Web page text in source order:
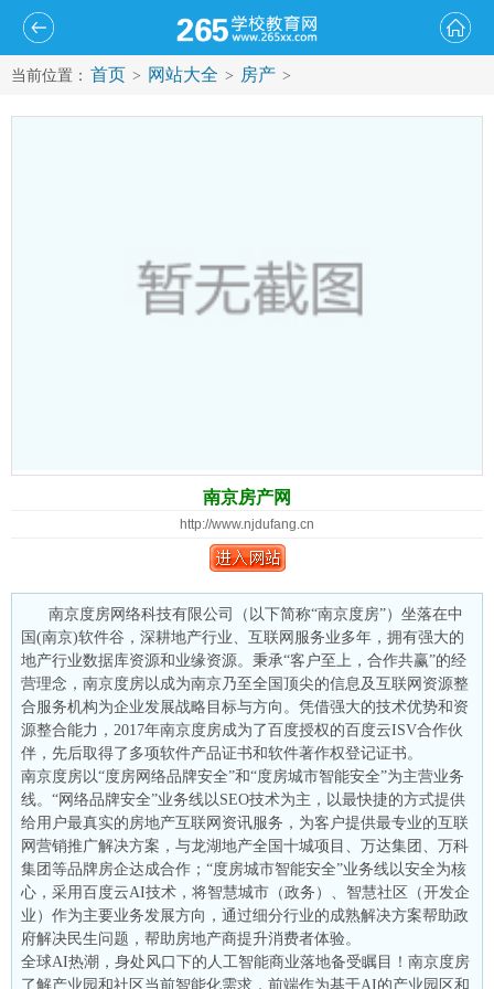
当前位置： 首页 > 网站大全 > 房产 >
南京房产网
http://www.njdufang.cn
南京度房网络科技有限公司（以下简称“南京度房”）坐落在中
国(南京)软件谷，深耕地产行业、互联网服务业多年，拥有强大的
地产行业数据库资源和业缘资源。秉承“客户至上，合作共赢”的经
营理念，南京度房以成为南京乃至全国顶尖的信息及互联网资源整
合服务机构为企业发展战略目标与方向。凭借强大的技术优势和资
源整合能力，2017年南京度房成为了百度授权的百度云ISV合作伙
伴，先后取得了多项软件产品证书和软件著作权登记证书。
南京度房以“度房网络品牌安全”和“度房城市智能安全”为主营业务
线。“网络品牌安全”业务线以SEO技术为主，以最快捷的方式提供
给用户最真实的房地产互联网资讯服务，为客户提供最专业的互联
网营销推广解决方案，与龙湖地产全国十城项目、万达集团、万科
集团等品牌房企达成合作；“度房城市智能安全”业务线以安全为核
心，采用百度云AI技术，将智慧城市（政务）、智慧社区（开发企
业）作为主要业务发展方向，通过细分行业的成熟解决方案帮助政
府解决民生问题，帮助房地产商提升消费者体验。
全球AI热潮，身处风口下的人工智能商业落地备受瞩目！南京度房
了解产业园和社区当前智能化需求，前端作为基于AI的产业园区和